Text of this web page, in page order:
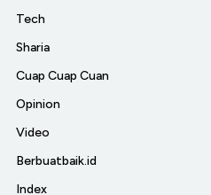
Tech
Sharia
Cuap Cuap Cuan
Opinion
Video
Berbuatbaik.id
Index